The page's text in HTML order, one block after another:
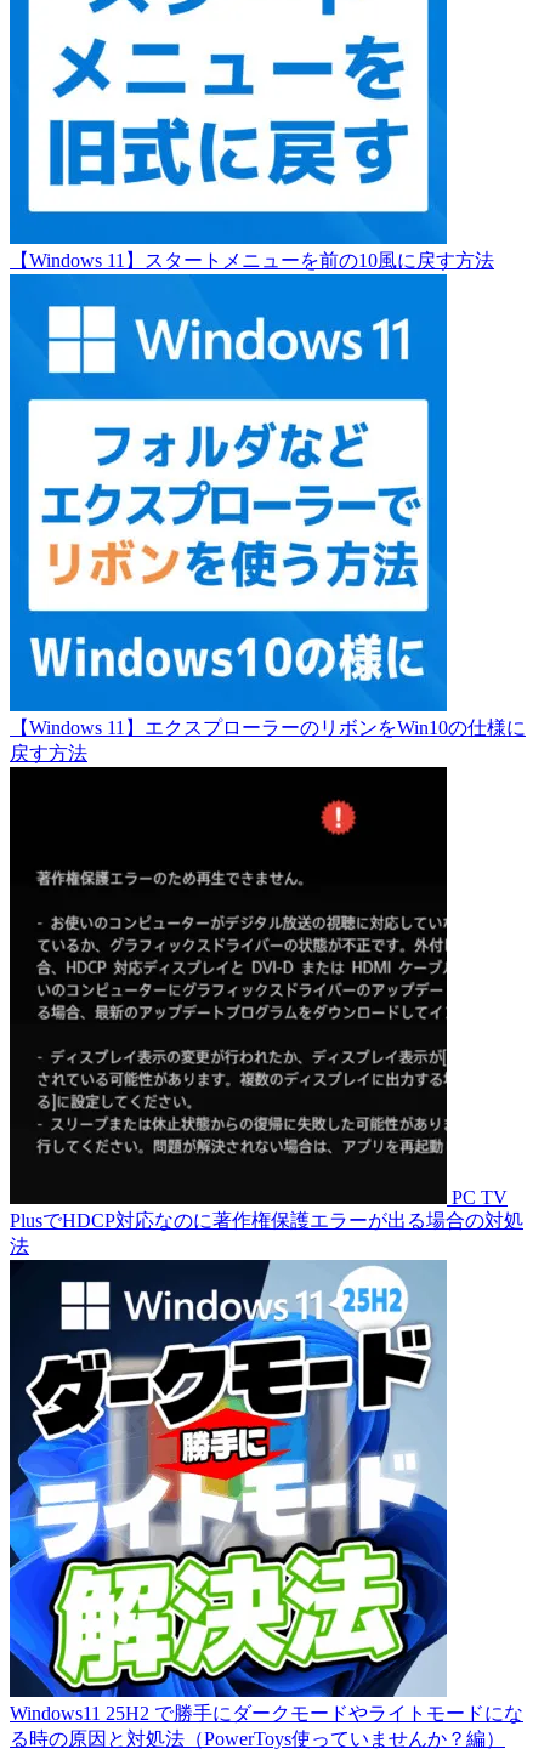
【Windows 11】スタートメニューを前の10風に戻す方法
【Windows 11】エクスプローラーのリボンをWin10の仕様に
戻す方法
PC TV
PlusでHDCP対応なのに著作権保護エラーが出る場合の対処
法
Windows11 25H2 で勝手にダークモードやライトモードにな
る時の原因と対処法（PowerToys使っていませんか？編）